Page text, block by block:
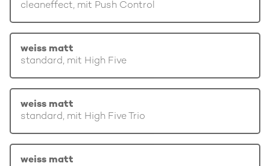
cleaneffect, mit Push Control
weiss matt
standard, mit High Five
weiss matt
standard, mit High Five Trio
weiss matt